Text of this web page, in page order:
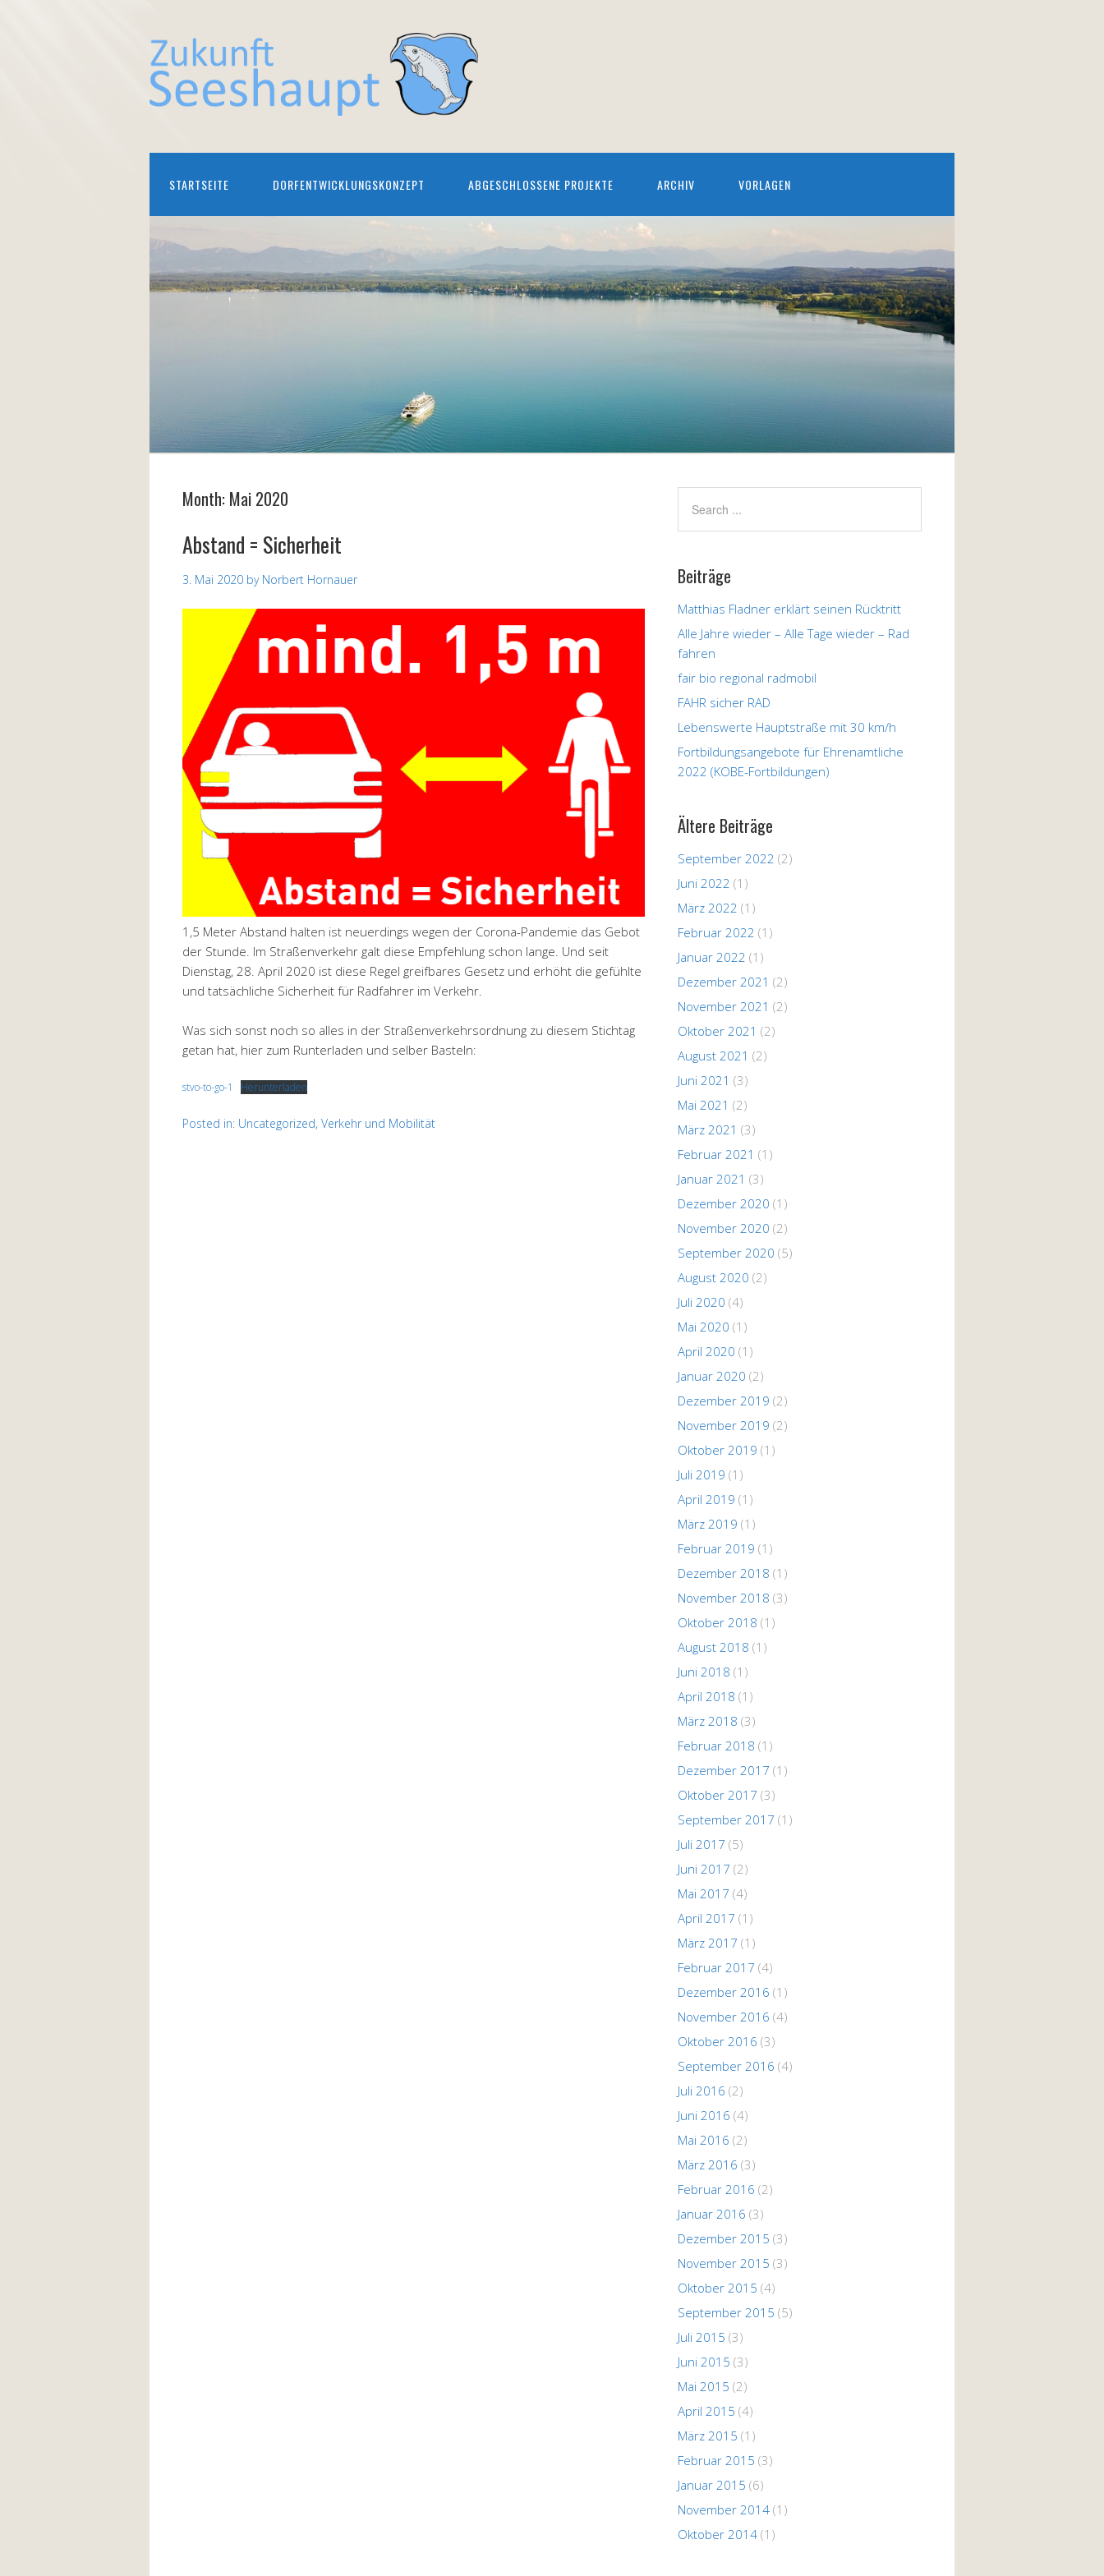
STARTSEITE DORFENTWICKLUNGSKONZEPT ABGESCHLOSSENE PROJEKTE ARCHIV VORLAGEN
Month: Mai 2020
Abstand = Sicherheit
3. Mai 2020 by Norbert Hornauer
1,5 Meter Abstand halten ist neuerdings wegen der Corona-Pandemie das Gebot
der Stunde. Im Straßenverkehr galt diese Empfehlung schon lange. Und seit
Dienstag, 28. April 2020 ist diese Regel greifbares Gesetz und erhöht die gefühlte
und tatsächliche Sicherheit für Radfahrer im Verkehr.
Was sich sonst noch so alles in der Straßenverkehrsordnung zu diesem Stichtag
getan hat, hier zum Runterladen und selber Basteln:
stvo-to-go-1 Herunterladen
Posted in: Uncategorized, Verkehr und Mobilität
Beiträge
Matthias Fladner erklärt seinen Rücktritt
Alle Jahre wieder – Alle Tage wieder – Rad
fahren
fair bio regional radmobil
FAHR sicher RAD
Lebenswerte Hauptstraße mit 30 km/h
Fortbildungsangebote für Ehrenamtliche
2022 (KOBE-Fortbildungen)
Ältere Beiträge
September 2022 (2)
Juni 2022 (1)
März 2022 (1)
Februar 2022 (1)
Januar 2022 (1)
Dezember 2021 (2)
November 2021 (2)
Oktober 2021 (2)
August 2021 (2)
Juni 2021 (3)
Mai 2021 (2)
März 2021 (3)
Februar 2021 (1)
Januar 2021 (3)
Dezember 2020 (1)
November 2020 (2)
September 2020 (5)
August 2020 (2)
Juli 2020 (4)
Mai 2020 (1)
April 2020 (1)
Januar 2020 (2)
Dezember 2019 (2)
November 2019 (2)
Oktober 2019 (1)
Juli 2019 (1)
April 2019 (1)
März 2019 (1)
Februar 2019 (1)
Dezember 2018 (1)
November 2018 (3)
Oktober 2018 (1)
August 2018 (1)
Juni 2018 (1)
April 2018 (1)
März 2018 (3)
Februar 2018 (1)
Dezember 2017 (1)
Oktober 2017 (3)
September 2017 (1)
Juli 2017 (5)
Juni 2017 (2)
Mai 2017 (4)
April 2017 (1)
März 2017 (1)
Februar 2017 (4)
Dezember 2016 (1)
November 2016 (4)
Oktober 2016 (3)
September 2016 (4)
Juli 2016 (2)
Juni 2016 (4)
Mai 2016 (2)
März 2016 (3)
Februar 2016 (2)
Januar 2016 (3)
Dezember 2015 (3)
November 2015 (3)
Oktober 2015 (4)
September 2015 (5)
Juli 2015 (3)
Juni 2015 (3)
Mai 2015 (2)
April 2015 (4)
März 2015 (1)
Februar 2015 (3)
Januar 2015 (6)
November 2014 (1)
Oktober 2014 (1)